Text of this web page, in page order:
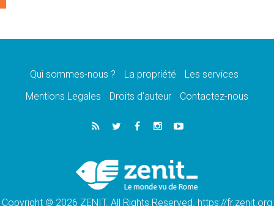
une signature»
Le programme du voyage apostolique du
07.08.2026
1ère Conférence continentale sur l'éducation
Un logo symbolique pour la venue du Pape
en France
Qui sommes-nous ? La propriété
Les services
Mentions Legales
Droits d’auteur Contactez-nous
Copyright © 2026 ZENIT. All Rights Reserved. https://fr.zenit.org